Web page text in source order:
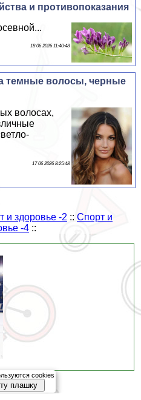
и противопоказания
18 06 2026 11:40:48
темные волосы, черные
волосах,
17 06 2026 8:25:48
и здоровье -2 :: Спорт и
-4 ::
cookies
плашку